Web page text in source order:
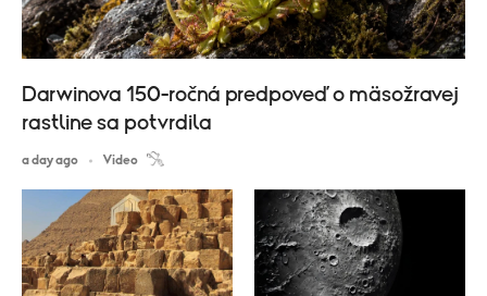
Darwinova 150-ročná predpoveď o mäsožravej
rastline sa potvrdila
a day ago Video